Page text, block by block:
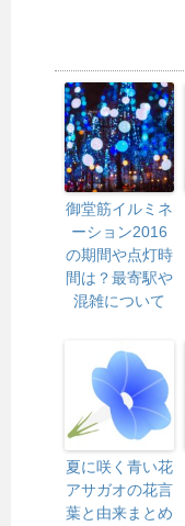
御堂筋イルミネ
ーション2016
の期間や点灯時
間は？最寄駅や
混雑について
夏に咲く青い花
アサガオの花言
葉と由来まとめ